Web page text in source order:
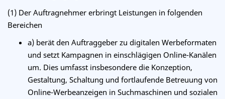
(1) Der Auftragnehmer erbringt Leistungen in folgenden
Bereichen
a) berät den Auftraggeber zu digitalen Werbeformaten
und setzt Kampagnen in einschlägigen Online-Kanälen
um. Dies umfasst insbesondere die Konzeption,
Gestaltung, Schaltung und fortlaufende Betreuung von
Online-Werbeanzeigen in Suchmaschinen und sozialen